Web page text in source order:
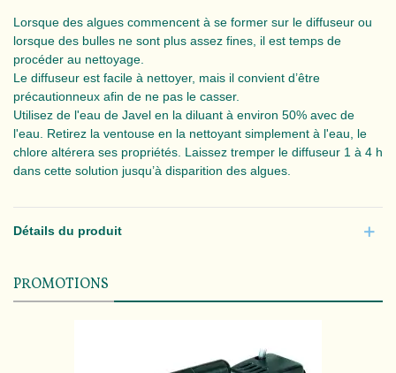
Lorsque des algues commencent à se former sur le diffuseur ou
lorsque des bulles ne sont plus assez fines, il est temps de
procéder au nettoyage.
Le diffuseur est facile à nettoyer, mais il convient d’être
précautionneux afin de ne pas le casser.
Utilisez de l'eau de Javel en la diluant à environ 50% avec de
l'eau. Retirez la ventouse en la nettoyant simplement à l'eau, le
chlore altérera ses propriétés. Laissez tremper le diffuseur 1 à 4 h
dans cette solution jusqu’à disparition des algues.
Détails du produit
PROMOTIONS